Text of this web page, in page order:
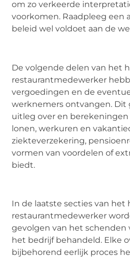
om zo verkeerde
voorkomen. Raadpleeg een
beleid wel voldoet aan de
De volgende delen van het
restaurantmedewerker
vergoedingen en de
werknemers ontvangen. Dit
uitleg over en berekeningen
lonen, werkuren en
ziekteverzekering,
vormen van voordelen of
biedt.
In de laatste secties van het
restaurantmedewerker
gevolgen van het schenden
het bedrijf behandeld. Elke
bijbehorend eerlijk proces